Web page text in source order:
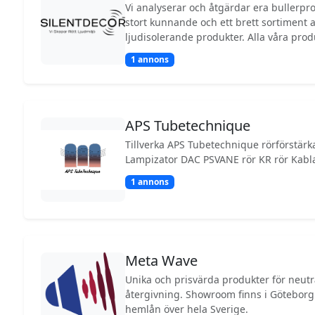
framtidens generationer av musik-
Välkommen att kontakta oss för att få
erbjudande baserat på dina behov! e-post:
Vi analyserar och åtgärdar era bullerproblem
stort kunnande och ett brett sortiment
ljudisolerande produkter. Alla våra
och uppfyller högt ställda krav när det
hälsa. Är ni i behov av ljuddämpande åtgärder men vet inte vad
1 annons
APS Tubetechnique
Tillverka APS Tubetechnique
1 annons
Meta Wave
Unika och prisvärda produkter för
återgivning. Showroom finns i Göteborg och kan skicka på
hemlån över hela Sverige.